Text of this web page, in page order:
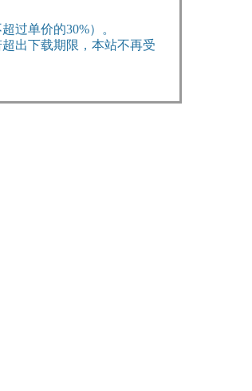
过单价的30%）。
出下载期限，本站不再受